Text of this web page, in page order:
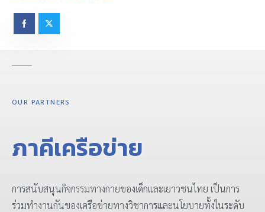
OUR PARTNERS
ภาคีเครือข่าย
การสนับสนุนกิจกรรมทางกายของเด็กและเยาวชนไทย เป็นการ
ร่วมทำงานกันของเครือข่ายทางวิชาการและนโยบายทั้งในระดับ